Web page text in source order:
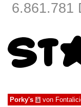
6.861.781
Porky's à von